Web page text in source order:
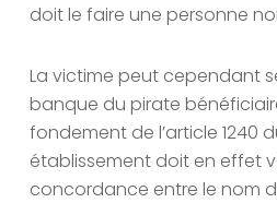
doit le faire une personne
La victime peut cependant
banque du pirate
fondement de l’article 1240
établissement doit en effet
concordance entre le nom